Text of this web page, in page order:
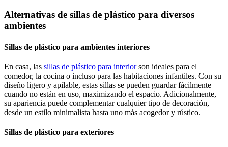
Alternativas de sillas de plástico para diversos
ambientes
Sillas de plástico para ambientes interiores
En casa, las sillas de plástico para interiorson ideales para el
comedor, la cocina o incluso para las habitaciones infantiles. Con su
diseño ligero y apilable, estas sillas se pueden guardar fácilmente
cuando no están en uso, maximizando el espacio. Adicionalmente,
su apariencia puede complementar cualquier tipo de decoración,
desde un estilo minimalista hasta uno más acogedor y rústico.
Sillas de plástico para exteriores